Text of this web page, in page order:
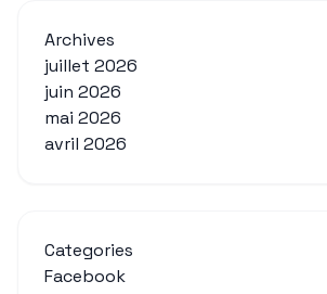
Archives
juillet 2026
juin 2026
mai 2026
avril 2026
Categories
Facebook